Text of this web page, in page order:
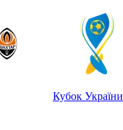
Кубок України